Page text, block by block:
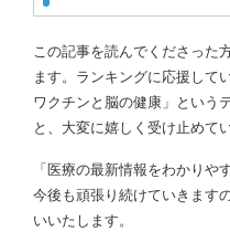
この記事を読んでくださった
ます。ランキングに応援して
ワクチンと脳の健康」という
と、大変に嬉しく受け止めて
「医療の最新情報をわかりや
今後も頑張り続けていきます
いいたします。